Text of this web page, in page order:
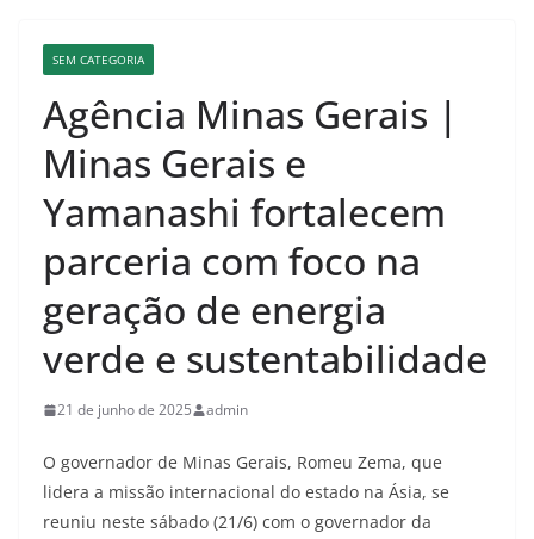
SEM CATEGORIA
Agência Minas Gerais |
Minas Gerais e
Yamanashi fortalecem
parceria com foco na
geração de energia
verde e sustentabilidade
21 de junho de 2025 admin
O governador de Minas Gerais, Romeu Zema, que
lidera a missão internacional do estado na Ásia, se
reuniu neste sábado (21/6) com o governador da